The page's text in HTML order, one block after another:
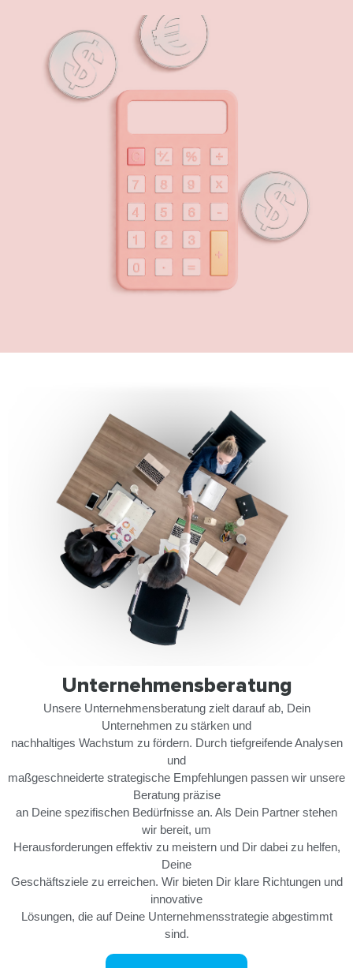
Unternehmensberatung
Unsere Unternehmensberatung zielt darauf ab, Dein
Unternehmen zu stärken und
nachhaltiges Wachstum zu fördern. Durch tiefgreifende Analysen
und
maßgeschneiderte strategische Empfehlungen passen wir unsere
Beratung präzise
an Deine spezifischen Bedürfnisse an. Als Dein Partner stehen
wir bereit, um
Herausforderungen effektiv zu meistern und Dir dabei zu helfen,
Deine
Geschäftsziele zu erreichen. Wir bieten Dir klare Richtungen und
innovative
Lösungen, die auf Deine Unternehmensstrategie abgestimmt
sind.